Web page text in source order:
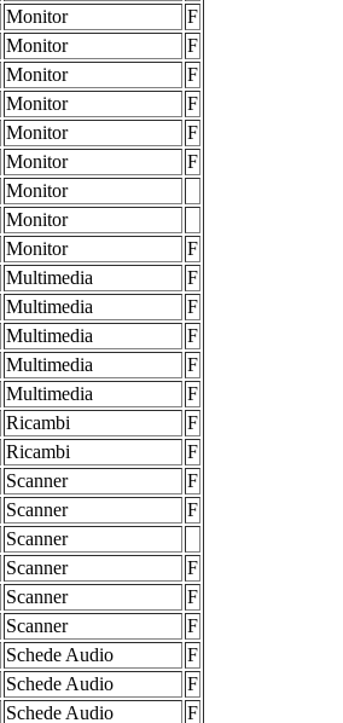
Monitor
F
Monitor
F
Monitor
F
Monitor
F
Monitor
F
Monitor
F
Monitor
Monitor
Monitor
F
Multimedia
F
Multimedia
F
Multimedia
F
Multimedia
F
Multimedia
F
Ricambi
F
Ricambi
F
Scanner
F
Scanner
F
Scanner
Scanner
F
Scanner
F
Scanner
F
Schede Audio
F
Schede Audio
F
Schede Audio F